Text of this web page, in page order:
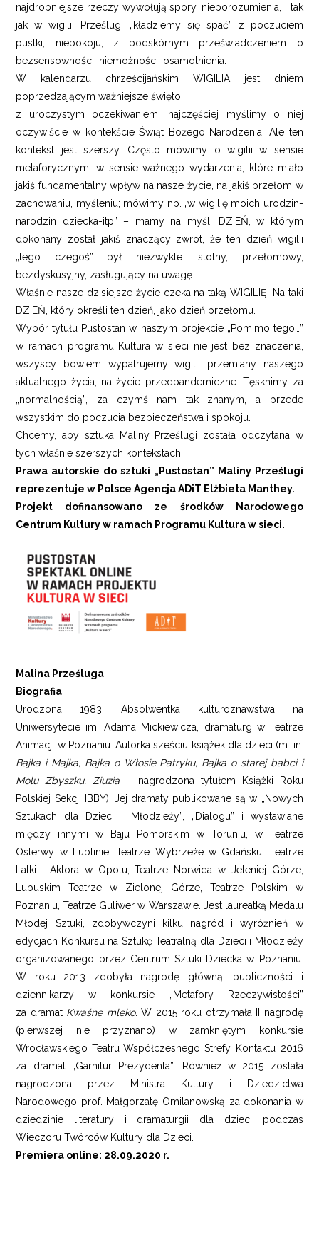
najdrobniejsze rzeczy wywołują spory, nieporozumienia, i tak
jak w wigilii Prześlugi „kładziemy się spać” z poczuciem
pustki, niepokoju, z podskórnym przeświadczeniem o
bezsensowności, niemożności, osamotnienia.
W kalendarzu chrześcijańskim WIGILIA jest dniem
poprzedzającym ważniejsze święto,
z uroczystym oczekiwaniem, najczęściej myślimy o niej
oczywiście w kontekście Świąt Bożego Narodzenia. Ale ten
kontekst jest szerszy. Często mówimy o wigilii w sensie
metaforycznym, w sensie ważnego wydarzenia, które miało
jakiś fundamentalny wpływ na nasze życie, na jakiś przełom w
zachowaniu, myśleniu; mówimy np. „w wigilię moich urodzin-
narodzin dziecka-itp” – mamy na myśli DZIEŃ, w którym
dokonany został jakiś znaczący zwrot, że ten dzień wigilii
„tego czegoś” był niezwykle istotny, przełomowy,
bezdyskusyjny, zasługujący na uwagę.
Właśnie nasze dzisiejsze życie czeka na taką WIGILIĘ. Na taki
DZIEŃ, który określi ten dzień, jako dzień przełomu.
Wybór tytułu Pustostan w naszym projekcie „Pomimo tego…”
w ramach programu Kultura w sieci nie jest bez znaczenia,
wszyscy bowiem wypatrujemy wigilii przemiany naszego
aktualnego życia, na życie przedpandemiczne. Tęsknimy za
„normalnością”, za czymś nam tak znanym, a przede
wszystkim do poczucia bezpieczeństwa i spokoju.
Chcemy, aby sztuka Maliny Prześlugi została odczytana w
tych właśnie szerszych kontekstach.
Prawa autorskie do sztuki „Pustostan” Maliny Prześlugi
reprezentuje w Polsce Agencja ADiT Elżbieta Manthey.
Projekt dofinansowano ze środków Narodowego
Centrum Kultury w ramach Programu Kulturaw sieci.
Malina Prześluga
Biografia
Urodzona 1983. Absolwentka kulturoznawstwa na
Uniwersytecie im. Adama Mickiewicza, dramaturg w Teatrze
Animacji w Poznaniu. Autorka sześciu książek dla dzieci (m. in.
Bajka i Majka, Bajka o Włosie Patryku, Bajka o starej babci i
Molu Zbyszku,
Ziuzia – nagrodzona tytułem Książki Roku
Polskiej Sekcji IBBY). Jej dramaty publikowane są w „Nowych
Sztukach dla Dzieci i Młodzieży”, „Dialogu” i wystawiane
między innymi w Baju Pomorskim w Toruniu, w Teatrze
Osterwy w Lublinie, Teatrze Wybrzeże w Gdańsku, Teatrze
Lalki i Aktora w Opolu, Teatrze Norwida w Jeleniej Górze,
Lubuskim Teatrze w Zielonej Górze, Teatrze Polskim w
Poznaniu, Teatrze Guliwer w Warszawie. Jest laureatką Medalu
Młodej Sztuki, zdobywczyni kilku nagród i wyróżnień w
edycjach Konkursu na Sztukę Teatralną dla Dzieci i Młodzieży
organizowanego przez Centrum Sztuki Dziecka w Poznaniu.
W roku 2013 zdobyła nagrodę główną, publiczności i
dziennikarzy w konkursie „Metafory Rzeczywistości”
za dramat Kwaśne mleko. W 2015 roku otrzymała II nagrodę
(pierwszej nie przyznano) w zamkniętym konkursie
Wrocławskiego Teatru Współczesnego Strefy_Kontaktu_2016
za dramat „Garnitur Prezydenta”. Również w 2015 została
nagrodzona przez Ministra Kultury i Dziedzictwa
Narodowego prof. Małgorzatę Omilanowską za dokonania w
dziedzinie literatury i dramaturgii dla dzieci podczas
Wieczoru Twórców Kultury dla Dzieci.
Premiera online: 28.09.2020 r.